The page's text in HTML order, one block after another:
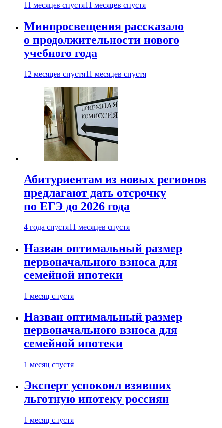
11 месяцев спустя11 месяцев спустя
Минпросвещения рассказало
о продолжительности нового
учебного года
12 месяцев спустя11 месяцев спустя
Абитуриентам из новых регионов
предлагают дать отсрочку
по ЕГЭ до 2026 года
4 года спустя11 месяцев спустя
Назван оптимальный размер
первоначального взноса для
семейной ипотеки
1 месяц спустя
Назван оптимальный размер
первоначального взноса для
семейной ипотеки
1 месяц спустя
Эксперт успокоил взявших
льготную ипотеку россиян
1 месяц спустя